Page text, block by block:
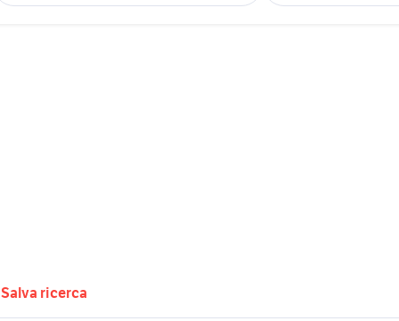
Salva ricerca